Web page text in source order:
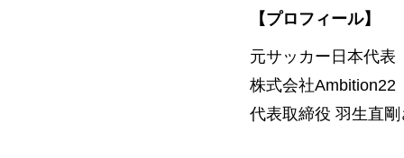
【プロフィール】
元サッカー日本代表
株式会社Ambition22
代表取締役 羽生直剛